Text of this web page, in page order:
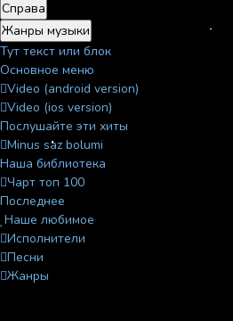
Справа
Жанры музыки
Тут текст или блок
Основное меню
Video (android version)
Video (ios version)
Послушайте эти хиты
Minus saz bolumi
Наша библиотека
Чарт топ 100
Последнее
Наше любимое
Исполнители
Песни
Жанры